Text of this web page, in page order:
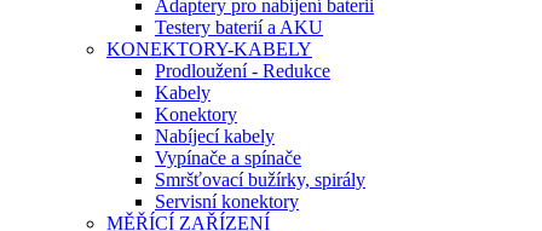
Adaptery pro nabíjení baterii
Testery baterií a AKU
KONEKTORY-KABELY
Prodloužení - Redukce
Kabely
Konektory
Nabíjecí kabely
Vypínače a spínače
Smršťovací bužírky, spirály
Servisní konektory
MĚŘÍCÍ ZAŘÍZENÍ